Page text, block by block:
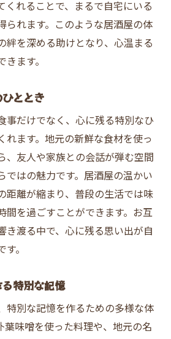
くれることで、まるで自宅にいる
られます。このような居酒屋の体
絆を深める助けとなり、心温まる
ます。
ととき
事だけでなく、心に残る特別なひ
れます。地元の新鮮な食材を使っ
、友人や家族との会話が弾む空間
ではの魅力です。居酒屋の温かい
距離が縮まり、普段の生活では味
間を過ごすことができます。お互
き渡る中で、心に残る思い出が自
。
特別な記憶
特別な記憶を作るための多様な体
葉味噌を使った料理や、地元の名